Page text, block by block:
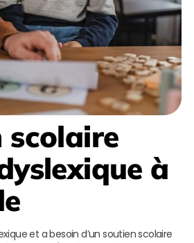
scolaire
à
et a besoin d’un soutien scolaire